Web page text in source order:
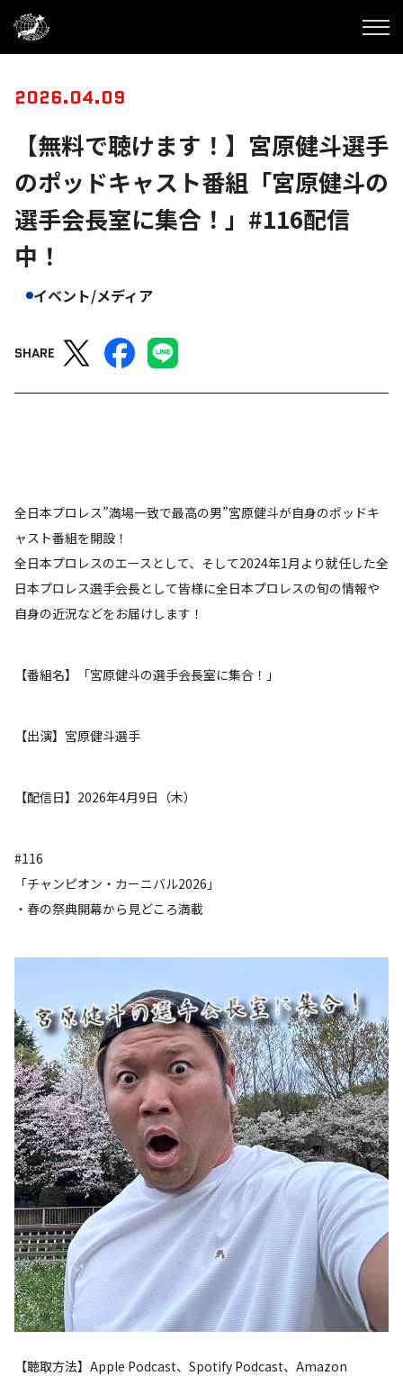
2026.04.09
【無料で聴けます！】宮原健斗選手
のポッドキャスト番組「宮原健斗の
選手会長室に集合！」#116配信
中！
イベント/メディア
SHARE
全日本プロレス”満場一致で最高の男”宮原健斗が自身のポッドキ
ャスト番組を開設！
全日本プロレスのエースとして、そして2024年1月より就任した全
日本プロレス選手会長として皆様に全日本プロレスの旬の情報や
自身の近況などをお届けします！
【番組名】「宮原健斗の選手会長室に集合！」
【出演】宮原健斗選手
【配信日】2026年4月9日（木）
#116
「チャンピオン・カーニバル2026」
・春の祭典開幕から見どころ満載
【聴取方法】Apple Podcast、Spotify Podcast、Amazon